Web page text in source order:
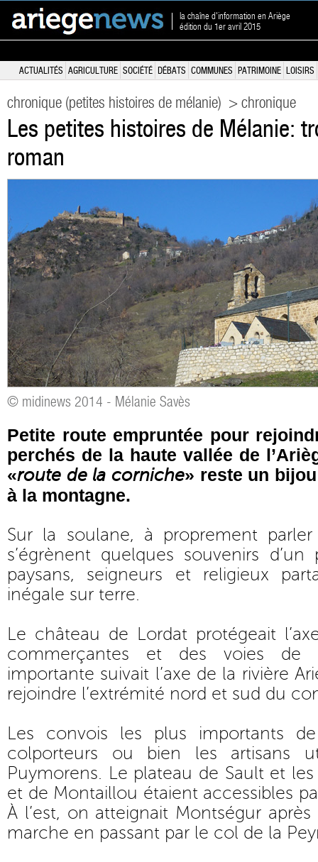
la chaîne d'information en Ariège
édition du 1er avril 2015
ACTUALITÉS AGRICULTURE SOCIÉTÉ DÉBATS COMMUNES PATRIMOINE LOISIRS
chronique (petites histoires de mélanie) > chronique
Les petites histoires de Mélanie:
roman
© midinews 2014 - Mélanie Savès
Petite route empruntée pour
perchés de la haute vallée de
«route de la corniche» reste un
à la montagne.
Sur la soulane, à proprement
s’égrènent quelques souvenirs
paysans, seigneurs et religieux
inégale sur terre.
Le château de Lordat protégeait
commerçantes et des voies de
importante suivait l’axe de la rivière
rejoindre l’extrémité nord et sud du
Les convois les plus importants
colporteurs ou bien les artisans
Puymorens. Le plateau de Sault et
et de Montaillou étaient accessibles
À l’est, on atteignait Montségur
marche en passant par le col de la